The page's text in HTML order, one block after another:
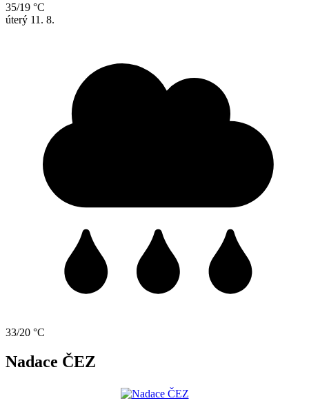
35/19 °C
úterý 11. 8.
33/20 °C
Nadace ČEZ